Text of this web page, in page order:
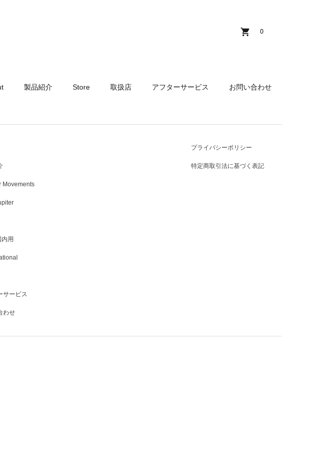
0
製品紹介 Store 取扱店 アフターサービス お問い合わせ
Movements
内用
サービス
わせ
プライバシーポリシー
特定商取引法に基づく表記